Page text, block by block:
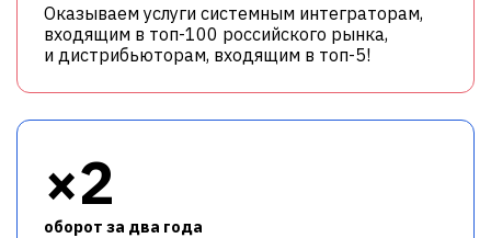
Оказываем услуги системным интеграторам,
входящим в топ-100 российского рынка,
и дистрибьюторам, входящим в топ-5!
×2
оборот за два года